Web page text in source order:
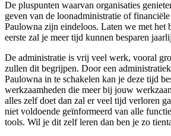
De pluspunten waarvan organisaties
geven van de loonadministratie of
Paulowna zijn eindeloos. Laten we met het
eerste zal je meer tijd kunnen besparen
De administratie is vrij veel werk, vooral
zullen dit begrijpen. Door een
Paulowna in te schakelen kan je deze tijd
werkzaamheden die meer bij jouw
alles zelf doet dan zal er veel tijd verloren
niet voldoende geïnformeerd van alle
tools. Wil je dit zelf leren dan ben je zo